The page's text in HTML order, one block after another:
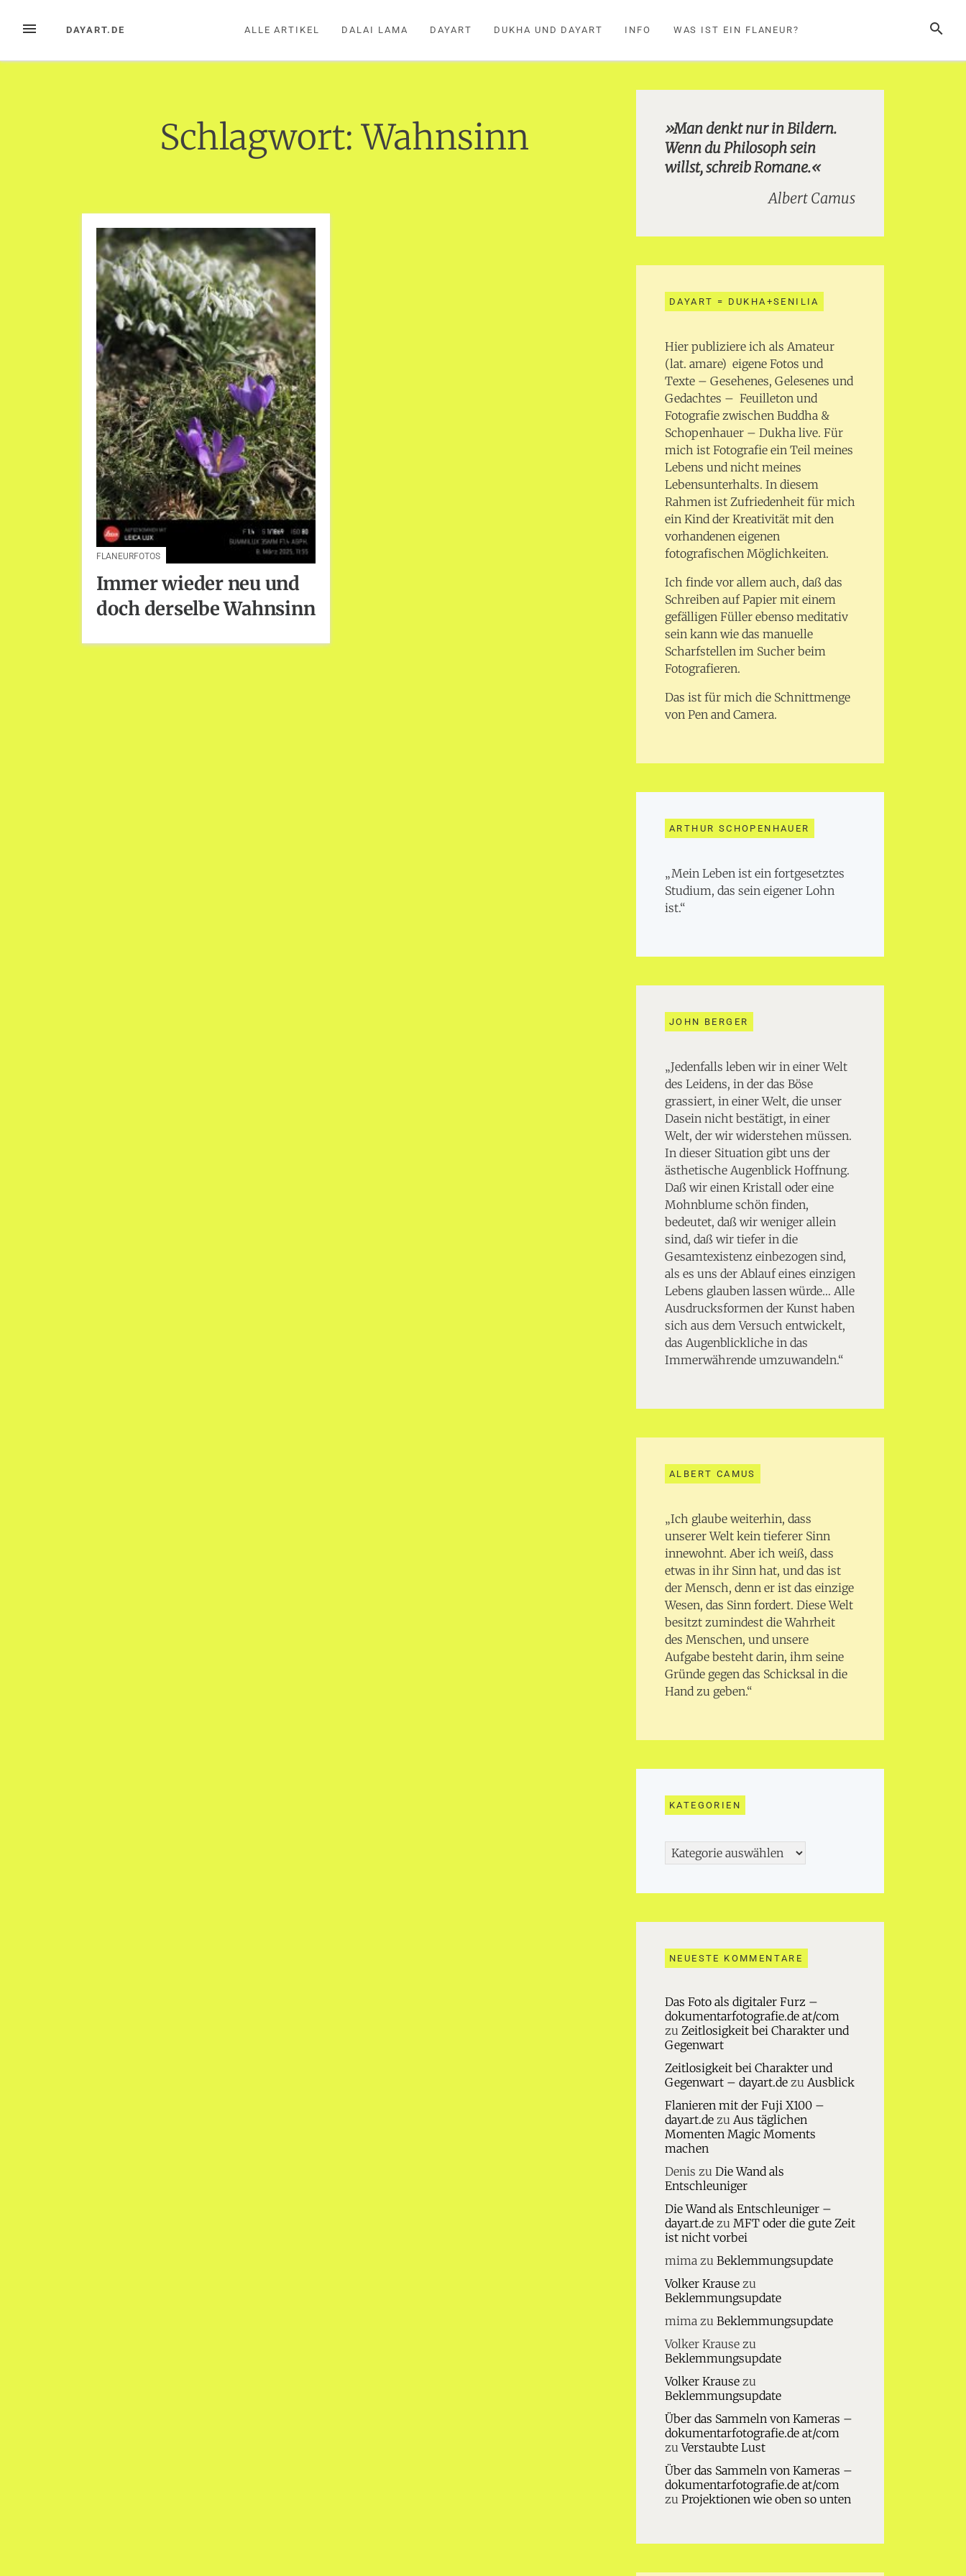
InhaltMENÜ SUCHE
DAYART.DE ALLE ARTIKEL DALAI LAMA DAYART DUKHA UND DAYART INFO WAS IST EIN FLANEUR?
Schlagwort:Wahnsinn
FLANEURFOTOS
Immer wieder neu und
doch derselbe Wahnsinn
»Man denkt nur in Bildern.
Wenn du Philosoph sein
willst, schreib Romane.«
Albert Camus
DAYART = DUKHA+SENILIA
Hier publiziere ich als Amateur
(lat. amare) eigene Fotos und
Texte – Gesehenes, Gelesenes und
Gedachtes – Feuilleton und
Fotografie zwischen Buddha &
Schopenhauer – Dukha live. Für
mich ist Fotografie ein Teil meines
Lebens und nicht meines
Lebensunterhalts. In diesem
Rahmen ist Zufriedenheit für mich
ein Kind der Kreativität mit den
vorhandenen eigenen
fotografischen Möglichkeiten.
Ich finde vor allem auch, daß das
Schreiben auf Papier mit einem
gefälligen Füller ebenso meditativ
sein kann wie das manuelle
Scharfstellen im Sucher beim
Fotografieren.
Das ist für mich die Schnittmenge
von Pen and Camera.
ARTHUR SCHOPENHAUER
„Mein Leben ist ein fortgesetztes
Studium, das sein eigener Lohn
ist.“
JOHN BERGER
„Jedenfalls leben wir in einer Welt
des Leidens, in der das Böse
grassiert, in einer Welt, die unser
Dasein nicht bestätigt, in einer
Welt, der wir widerstehen müssen.
In dieser Situation gibt uns der
ästhetische Augenblick Hoffnung.
Daß wir einen Kristall oder eine
Mohnblume schön finden,
bedeutet, daß wir weniger allein
sind, daß wir tiefer in die
Gesamtexistenz einbezogen sind,
als es uns der Ablauf eines einzigen
Lebens glauben lassen würde… Alle
Ausdrucksformen der Kunst haben
sich aus dem Versuch entwickelt,
das Augenblickliche in das
Immerwährende umzuwandeln.“
ALBERT CAMUS
„Ich glaube weiterhin, dass
unserer Welt kein tieferer Sinn
innewohnt. Aber ich weiß, dass
etwas in ihr Sinn hat, und das ist
der Mensch, denn er ist das einzige
Wesen, das Sinn fordert. Diese Welt
besitzt zumindest die Wahrheit
des Menschen, und unsere
Aufgabe besteht darin, ihm seine
Gründe gegen das Schicksal in die
Hand zu geben.“
KATEGORIEN
Kategorien
NEUESTE KOMMENTARE
Das Foto als digitaler Furz –
dokumentarfotografie.de at/com
zu Zeitlosigkeit bei Charakter und
Gegenwart
Zeitlosigkeit bei Charakter und
Gegenwart – dayart.dezu Ausblick
Flanieren mit der Fuji X100 –
dayart.dezu Aus täglichen
Momenten Magic Moments
machen
Denis zu Die Wand als
Entschleuniger
Die Wand als Entschleuniger –
dayart.dezu MFT oder die gute Zeit
ist nicht vorbei
mimazu Beklemmungsupdate
Volker Krausezu
Beklemmungsupdate
mimazu Beklemmungsupdate
Volker Krausezu
Beklemmungsupdate
Volker Krausezu
Beklemmungsupdate
Über das Sammeln von Kameras –
dokumentarfotografie.de at/com
zuVerstaubte Lust
Über das Sammeln von Kameras –
dokumentarfotografie.de at/com
zu Projektionen wie oben so unten